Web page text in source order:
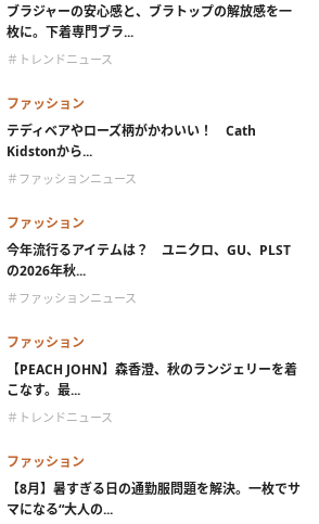
ブラジャーの安心感と、ブラトップの解放感を一
枚に。下着専門ブラ...
＃トレンドニュース
ファッション
テディベアやローズ柄がかわいい！ Cath
Kidstonから...
＃ファッションニュース
ファッション
今年流行るアイテムは？ ユニクロ、GU、PLST
の2026年秋...
＃ファッションニュース
ファッション
【PEACH JOHN】森香澄、秋のランジェリーを着
こなす。最...
＃トレンドニュース
ファッション
【8月】暑すぎる日の通勤服問題を解決。一枚でサ
マになる“大人の...